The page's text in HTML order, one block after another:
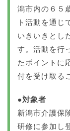
潟市内の６５
ト活動を通じ
いきいきとし
す。活動を行
たポイントに
付を受け取る
●対象者
新潟市介護保
研修に参加し